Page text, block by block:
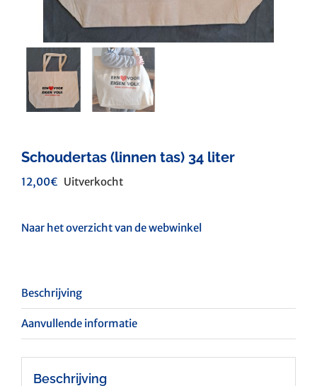
Schoudertas (linnen tas) 34 liter
12,00€ Uitverkocht
Naar het overzicht van de webwinkel
Beschrijving
Aanvullende informatie
Beschrijving